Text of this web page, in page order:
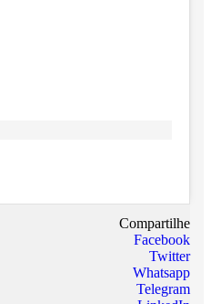
Compartilhe
Facebook
Twitter
Whatsapp
Telegram